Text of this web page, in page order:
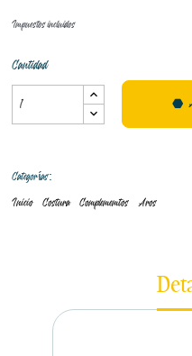
Impuestos incluidos
Cantidad
Categorías:
Inicio Costura Complememtos Aros